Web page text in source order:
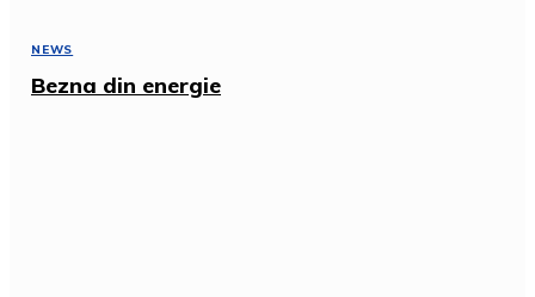
NEWS
Bezna din energie